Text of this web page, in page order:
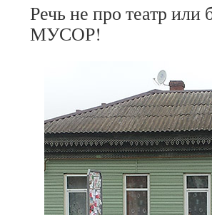
Речь не про театр
МУСОР!